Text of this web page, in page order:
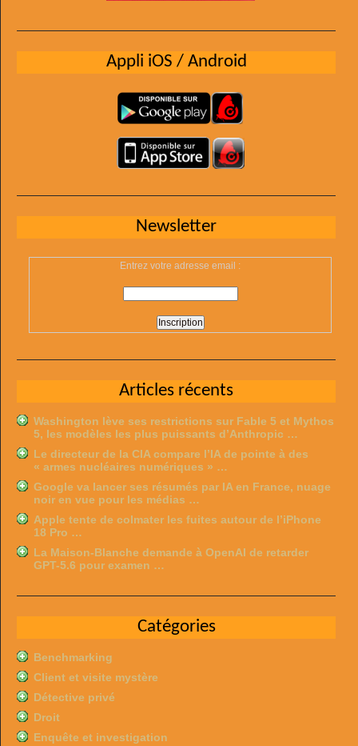
Appli iOS / Android
Newsletter
Entrez votre adresse email :
Articles récents
Washington lève ses restrictions sur Fable 5 et Mythos
5, les modèles les plus puissants d’Anthropic …
Le directeur de la CIA compare l’IA de pointe à des
« armes nucléaires numériques » …
Google va lancer ses résumés par IA en France, nuage
noir en vue pour les médias …
Apple tente de colmater les fuites autour de l’iPhone
18 Pro …
La Maison-Blanche demande à OpenAI de retarder
GPT-5.6 pour examen …
Catégories
Benchmarking
Client et visite mystère
Détective privé
Droit
Enquête et investigation